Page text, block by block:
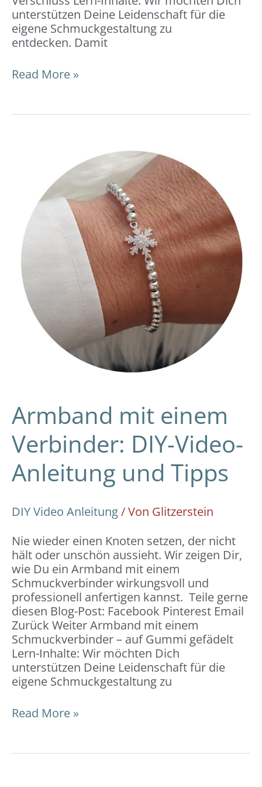
unterstützen Deine Leidenschaft für die
eigene Schmuckgestaltung zu
entdecken. Damit
Read More »
Armband mit einem
Verbinder: DIY-Video-
Anleitung und Tipps
DIY Video Anleitung/ Von Glitzerstein
Nie wieder einen Knoten setzen, der nicht
hält oder unschön aussieht. Wir zeigen Dir,
wie Du ein Armband mit einem
Schmuckverbinder wirkungsvoll und
professionell anfertigen kannst. Teile gerne
diesen Blog-Post: Facebook Pinterest Email
Zurück Weiter Armband mit einem
Schmuckverbinder – auf Gummi gefädelt
Lern-Inhalte: Wir möchten Dich
unterstützen Deine Leidenschaft für die
eigene Schmuckgestaltung zu
Verbinder:
Video-
Anleitung
und
Tipps
Read More »